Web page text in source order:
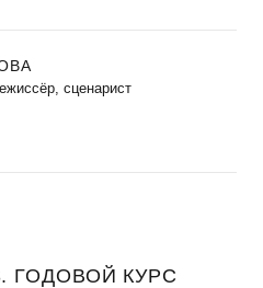
сценарист
ГОДОВОЙ КУРС